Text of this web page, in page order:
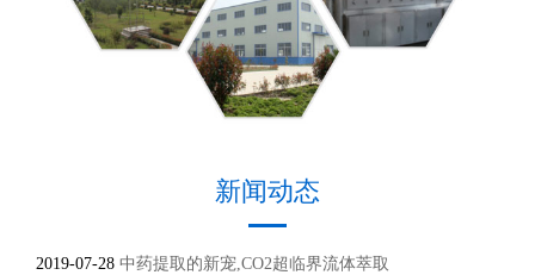
新闻动态
2019-07-28 中药提取的新宠,CO2超临界流体萃取